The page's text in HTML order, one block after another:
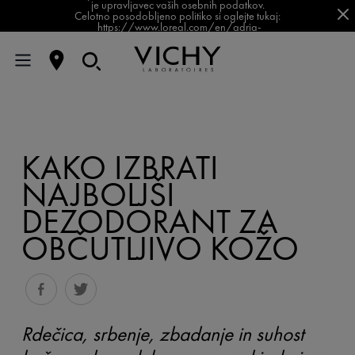
je upravljavec vaših osebnih podatkov.
Celotno posodobljeno politiko si oglejte tukaj:
https://www.loreal.com/en/adria-
KAKO IZBRATI
NAJBOLJŠI
DEZODORANT ZA
OBČUTLJIVO KOŽO
Rdečica, srbenje, zbadanje in suhost